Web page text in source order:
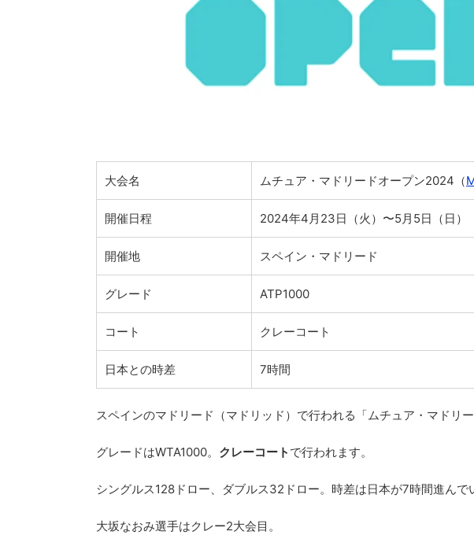
大会名 ムチュア・マドリードオープン2024（
開催日程 2024年4月23日（火）〜5月5日（日）
開催地 スペイン・マドリード
グレード ATP1000
コート クレーコート
日本との時差 7時間
スペインのマドリード（マドリッド）で行われる「ムチュア・マドリ
グレードはWTA1000。 クレーコート で行われます。
シングルス128ドロー、ダブルス32ドロー。時差は日本が7時間進んで
大坂なおみ選手はクレー2大会目。